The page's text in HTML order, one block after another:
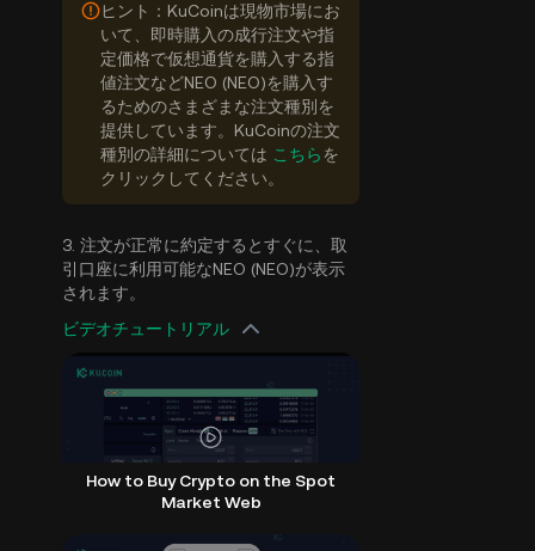
ヒント：KuCoinは現物市場にお
いて、即時購入の成行注文や指
定価格で仮想通貨を購入する指
値注文などNEO (NEO)を購入す
るためのさまざまな注文種別を
提供しています。KuCoinの注文
種別の詳細については こちらを
クリックしてください。
3. 注文が正常に約定するとすぐに、取
引口座に利用可能なNEO (NEO)が表示
されます。
ビデオチュートリアル
How to Buy Crypto on the Spot
Market Web